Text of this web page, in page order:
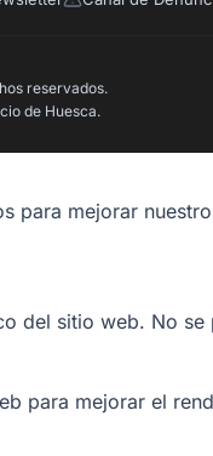
reservados.
de Huesca.
para mejorar
del sitio web. No se
para mejorar el